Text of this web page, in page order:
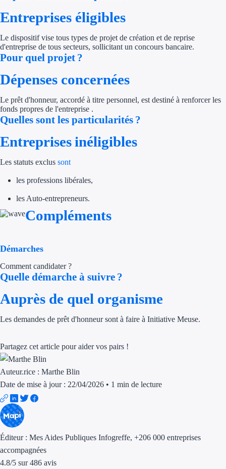
Territoires
Régions de I à P
Aides Région Île-
Aides Région
Entreprises éligibles
Le dispositif vise tous types de projet de création et de reprise
d'entreprise de tous secteurs, sollicitant un concours bancaire.
Pour quel projet ?
Dépenses concernées
Le prêt d'honneur, accordé à titre personnel, est destiné à renforcer les
fonds propres de l'entreprise .
Quelles sont les particularités ?
Entreprises inéligibles
Les statuts exclus sont
les professions libérales,
les Auto-entrepreneurs.
Compléments
Démarches
Comment candidater ?
Quelle démarche à suivre ?
Auprès de quel organisme
Les demandes de prêt d'honneur sont à faire à Initiative Meuse.
Partagez cet article pour aider vos pairs !
Auteur.rice : Marthe Blin
Date de mise à jour : 22/04/2026 • 1 min de lecture
Éditeur : Mes Aides Publiques Infogreffe, +206 000 entreprises
accompagnées
4.8/5 sur 486 avis